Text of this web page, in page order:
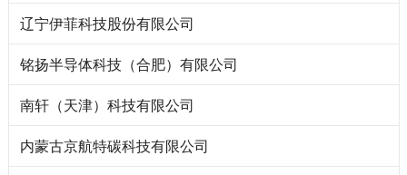
辽宁伊菲科技股份有限公司
铭扬半导体科技（合肥）有限公司
南轩（天津）科技有限公司
内蒙古京航特碳科技有限公司